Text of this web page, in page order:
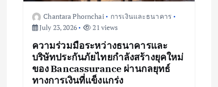
Chantara Phornchai
การเงินและธนาคาร
July 23, 2026
21 views
ความร่วมมือระหว่างธนาคารและ
บริษัทประกันภัยไทยกำลังสร้างยุคใหม่
ของ Bancassurance ผ่านกลยุทธ์
ทางการเงินที่แข็งแกร่ง